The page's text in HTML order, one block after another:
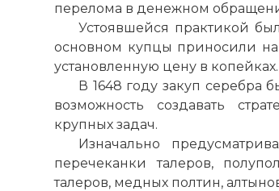
перелома в денежном
Устоявшейся практикой
основном купцы приносили
установленную цену в копейках.
В 1648 году закуп серебра
возможность создавать
крупных задач.
Изначально
перечеканки талеров,
талеров, медных полтин,